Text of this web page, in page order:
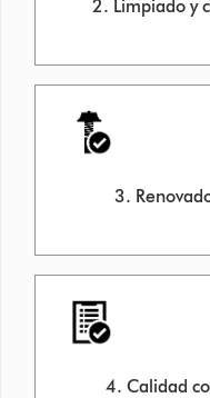
2. Limpiado y
3.
4. Calidad